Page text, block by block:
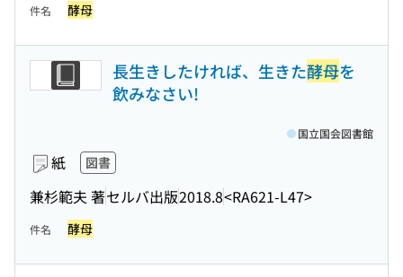
件名 酵母
長生きしたければ、生きた酵母を
飲みなさい!
紙 図書
兼杉範夫 著セルバ出版2018.8<RA621-L47>
国立国会図書館
件名 酵母